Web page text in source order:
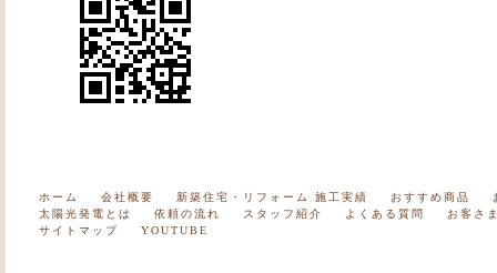
ホーム 会社概要 新築住宅・リフォーム 施工実績 おすすめ商品
太陽光発電とは
依頼の流れ スタッフ紹介 よくある質問
お客さ
サイトマップ
YOUTUBE